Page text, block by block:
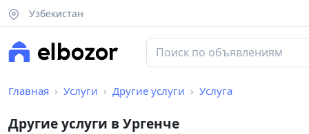
Узбекистан
Главная Услуги Другие услуги Услуга
Другие услуги в Ургенче